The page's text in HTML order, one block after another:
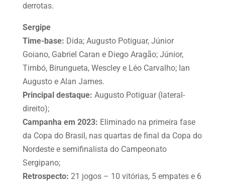
derrotas.
Sergipe
Time-base: Dida; Augusto Potiguar, Júnior
Goiano, Gabriel Caran e Diego Aragão; Júnior,
Timbó, Birungueta, Wescley e Léo Carvalho; Ian
Augusto e Alan James.
Principal destaque: Augusto Potiguar (lateral-
direito);
Campanha em 2023: Eliminado na primeira fase
da Copa do Brasil, nas quartas de final da Copa do
Nordeste e semifinalista do Campeonato
Sergipano;
Retrospecto: 21 jogos – 10 vitórias, 5 empates e 6